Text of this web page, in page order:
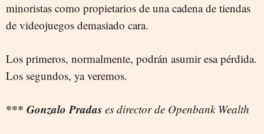
minoristas como propietarios de una cadena de tiendas
de videojuegos demasiado cara.
Los primeros, normalmente, podrán asumir esa pérdida.
Los segundos, ya veremos.
*** Gonzalo Pradas es director de Openbank Wealth